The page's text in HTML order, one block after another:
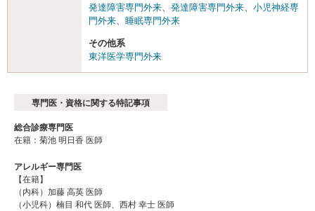
発達障害専門外来
発達障害専門外来
小児神経専
門外来
睡眠専門外来
その他系
東洋医学専門外来
専門医・資格に関する特記事項
総合診療専門医
在籍：菊池 明日香 医師
アレルギー専門医
【在籍】
（内科）加藤 高英 医師
（小児科）楠目 和代 医師、西村 幸士 医師